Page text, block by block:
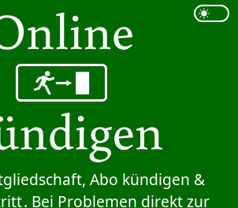
Abo kündigen &
. Bei Problemen direkt zur